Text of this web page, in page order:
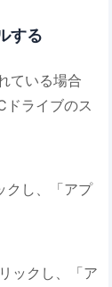
する
ている場合
ドライブのス
クし、「アプ
ックし、「ア